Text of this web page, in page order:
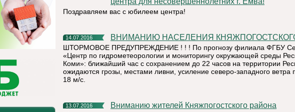
Поздравляем вас с юбилеем центра!
14.07.2016 ВНИМАНИЮ НАСЕЛЕНИЯ
ШТОРМОВОЕ ПРЕДУПРЕЖДЕНИЕ ! ! ! По прогнозу филиала ФГБУ
«Центр по гидрометеорологии и мониторингу окружающей среды
Коми»: ближайший час с сохранением до 22 часов на территории
ожидаются грозы, местами ливни, усиление северо-западного ветра
18 м/с.
13.07.2016 Вниманию жителей Княжпогостского района